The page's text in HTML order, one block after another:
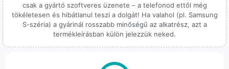
csak a gyártó szoftveres üzenete – a telefonod ettől még
tökéletesen és hibátlanul teszi a dolgát! Ha valahol (pl. Samsung
S-széria) a gyárinál rosszabb minőségű az alkatrész, azt a
termékleírásban külön jelezzük neked.